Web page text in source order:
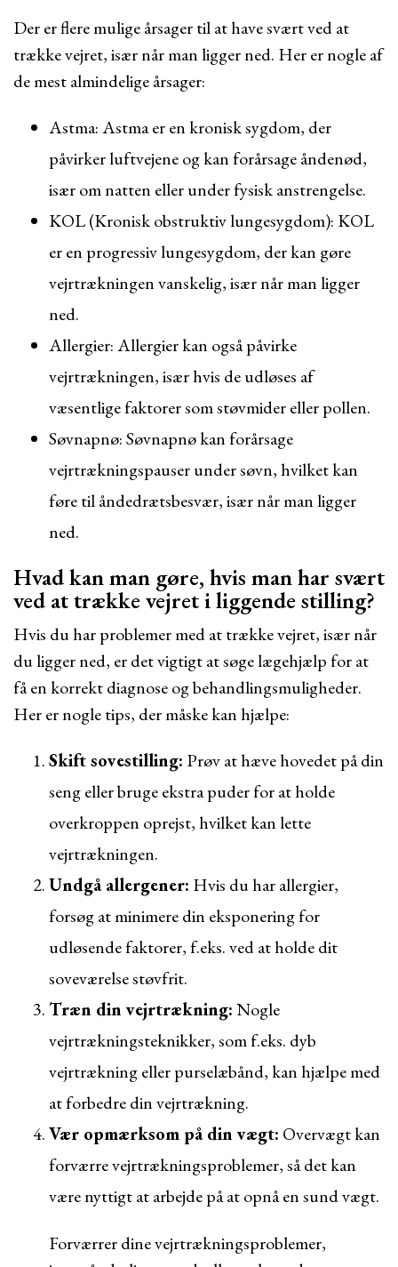
Der er flere mulige årsager til at have svært ved at
trække vejret, især når man ligger ned. Her er nogle af
de mest almindelige årsager:
Astma: Astma er en kronisk sygdom, der
påvirker luftvejene og kan forårsage åndenød,
især om natten eller under fysisk anstrengelse.
KOL (Kronisk obstruktiv lungesygdom): KOL
er en progressiv lungesygdom, der kan gøre
vejrtrækningen vanskelig, især når man ligger
ned.
Allergier: Allergier kan også påvirke
vejrtrækningen, især hvis de udløses af
væsentlige faktorer som støvmider eller pollen.
Søvnapnø: Søvnapnø kan forårsage
vejrtrækningspauser under søvn, hvilket kan
føre til åndedrætsbesvær, især når man ligger
ned.
Hvad kan man gøre, hvis man har svært
ved at trække vejret i liggende stilling?
Hvis du har problemer med at trække vejret, især når
du ligger ned, er det vigtigt at søge lægehjælp for at
få en korrekt diagnose og behandlingsmuligheder.
Her er nogle tips, der måske kan hjælpe:
Skift sovestilling: Prøv at hæve hovedet på din
seng eller bruge ekstra puder for at holde
overkroppen oprejst, hvilket kan lette
vejrtrækningen.
Undgå allergener: Hvis du har allergier,
forsøg at minimere din eksponering for
udløsende faktorer, f.eks. ved at holde dit
soveværelse støvfrit.
Træn din vejrtrækning:Nogle
vejrtrækningsteknikker, som f.eks. dyb
vejrtrækning eller purselæbånd, kan hjælpe med
at forbedre din vejrtrækning.
Vær opmærksom på din vægt: Overvægt kan
forværre vejrtrækningsproblemer, så det kan
være nyttigt at arbejde på at opnå en sund vægt.
Forværrer dine vejrtrækningsproblemer,